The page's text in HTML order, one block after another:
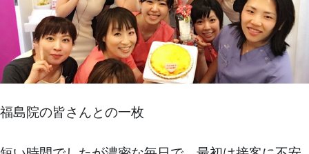
福島院の皆さんとの一枚